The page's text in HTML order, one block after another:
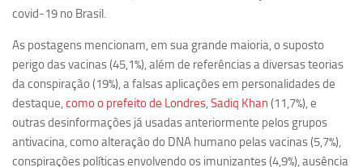
União Pró-Vacina
USP Analisa
Publicações
Clipping
Documentos
covid-19 no Brasil.
As postagens mencionam, em sua grande maioria, o suposto
perigo das vacinas (45,1%), além de referências a diversas teorias
da conspiração (19%), a falsas aplicações em personalidades de
destaque,como o prefeito de Londres, Sadiq Khan (11,7%), e
outras desinformações já usadas anteriormente pelos grupos
antivacina, como alteração do DNA humano pelas vacinas (5,7%),
conspirações políticas envolvendo os imunizantes (4,9%), ausência